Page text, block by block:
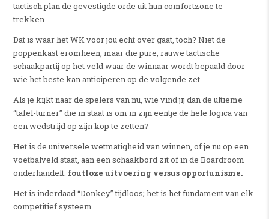
tactisch plan de gevestigde orde uit hun comfortzone te
trekken.
Dat is waar het WK voor jou echt over gaat, toch? Niet de
poppenkast eromheen, maar die pure, rauwe tactische
schaakpartij op het veld waar de winnaar wordt bepaald door
wie het beste kan anticiperen op de volgende zet.
Als je kijkt naar de spelers van nu, wie vind jij dan de ultieme
“tafel-turner” die in staat is om in zijn eentje de hele logica van
een wedstrijd op zijn kop te zetten?
Het is de universele wetmatigheid van winnen, of je nu op een
voetbalveld staat, aan een schaakbord zit of in de Boardroom
onderhandelt: foutloze uitvoering versus opportunisme.
Het is inderdaad “Donkey” tijdloos; het is het fundament van elk
competitief systeem.